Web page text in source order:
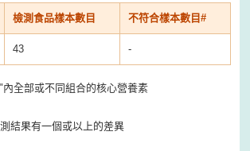
檢測食品樣本數目 不符合樣本數目#
43 -
全部或不同組合的核心營養素
結果有一個或以上的差異